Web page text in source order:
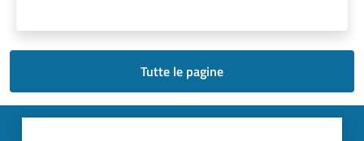
Tutte le pagine